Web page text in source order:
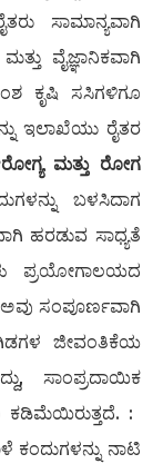
ಸಾಮಾನ್ಯವಾಗಿ
ವೈಜ್ಞಾನಿಕವಾಗಿ
ಕೃಷಿ ಸಸಿಗಳಿಗೂ
ಇಲಾಖೆಯು ರೈತರ
ಮತ್ತು ರೋಗ
ಬಳಸಿದಾಗ
ಹರಡುವ ಸಾಧ್ಯತೆ
ಪ್ರಯೋಗಾಲಯದ
ಸಂಪೂರ್ಣವಾಗಿ
ಜೀವಂತಿಕೆಯ
ಸಾಂಪ್ರದಾಯಿಕ
ಕಡಿಮೆಯಿರುತ್ತದೆ. :
ಕಂದುಗಳನ್ನು ನಾಟಿ